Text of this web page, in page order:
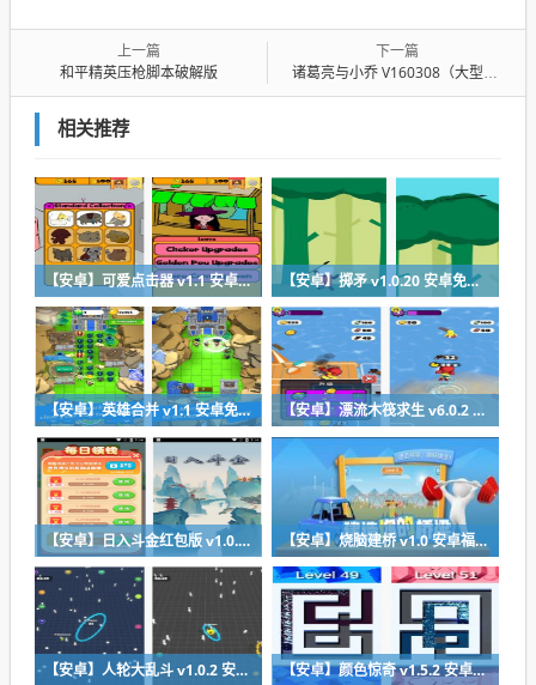
上一篇
和平精英压枪脚本破解版
下一篇
诸葛亮与小乔 V160308（大型历史RPG游戏完整硬盘典藏版）
相关推荐
【安卓】可爱点击器 v1.1 安卓最新版下载 【安卓】掷矛 v1.0.20 安卓免费在线玩
【安卓】英雄合并 v1.1 安卓免费版下载 【安卓】漂流木筏求生 v6.0.2 安卓福利版下载
【安卓】日入斗金红包版 v1.0.0 安卓免费下载 【安卓】烧脑建桥 v1.0 安卓福利版下载
【安卓】人轮大乱斗 v1.0.2 安卓福利版免费下载 【安卓】颜色惊奇 v1.5.2 安卓福利版下载